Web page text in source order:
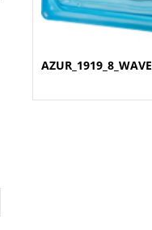
AZUR_1919_8_WAVE